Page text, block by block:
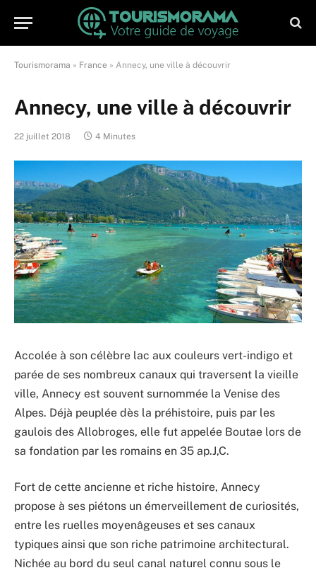
Tourismorama » France » Annecy, une ville à découvrir
Annecy, une ville à découvrir
22 juillet 2018 4 Minutes
Accolée à son célèbre lac aux couleurs vert-indigo et
parée de ses nombreux canaux qui traversent la vieille
ville, Annecy est souvent surnommée la Venise des
Alpes. Déjà peuplée dès la préhistoire, puis par les
gaulois des Allobroges, elle fut appelée Boutae lors de
sa fondation par les romains en 35 ap.J,C.
Fort de cette ancienne et riche histoire, Annecy
propose à ses piétons un émerveillement de curiosités,
entre les ruelles moyenâgeuses et ses canaux
typiques ainsi que son riche patrimoine architectural.
Nichée au bord du seul canal naturel connu sous le